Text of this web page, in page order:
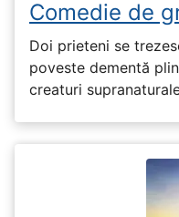
Comedie de
Doi prieteni se
poveste dementă
creaturi